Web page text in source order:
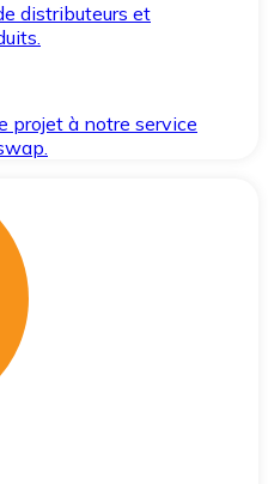
distributeurs et
projet à notre service